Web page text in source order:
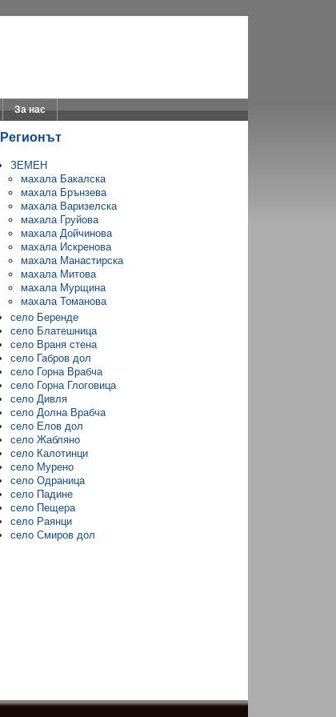
За нас
Регионът
ЗЕМЕН
махала Бакалска
махала Брънзева
махала Варизелска
махала Груйова
махала Дойчинова
махала Искренова
махала Манастирска
махала Митова
махала Мурщина
махала Томанова
село Беренде
село Блатешница
село Враня стена
село Габров дол
село Горна Врабча
село Горна Глоговица
село Дивля
село Долна Врабча
село Елов дол
село Жабляно
село Калотинци
село Мурено
село Одраница
село Падине
село Пещера
село Раянци
село Смиров дол